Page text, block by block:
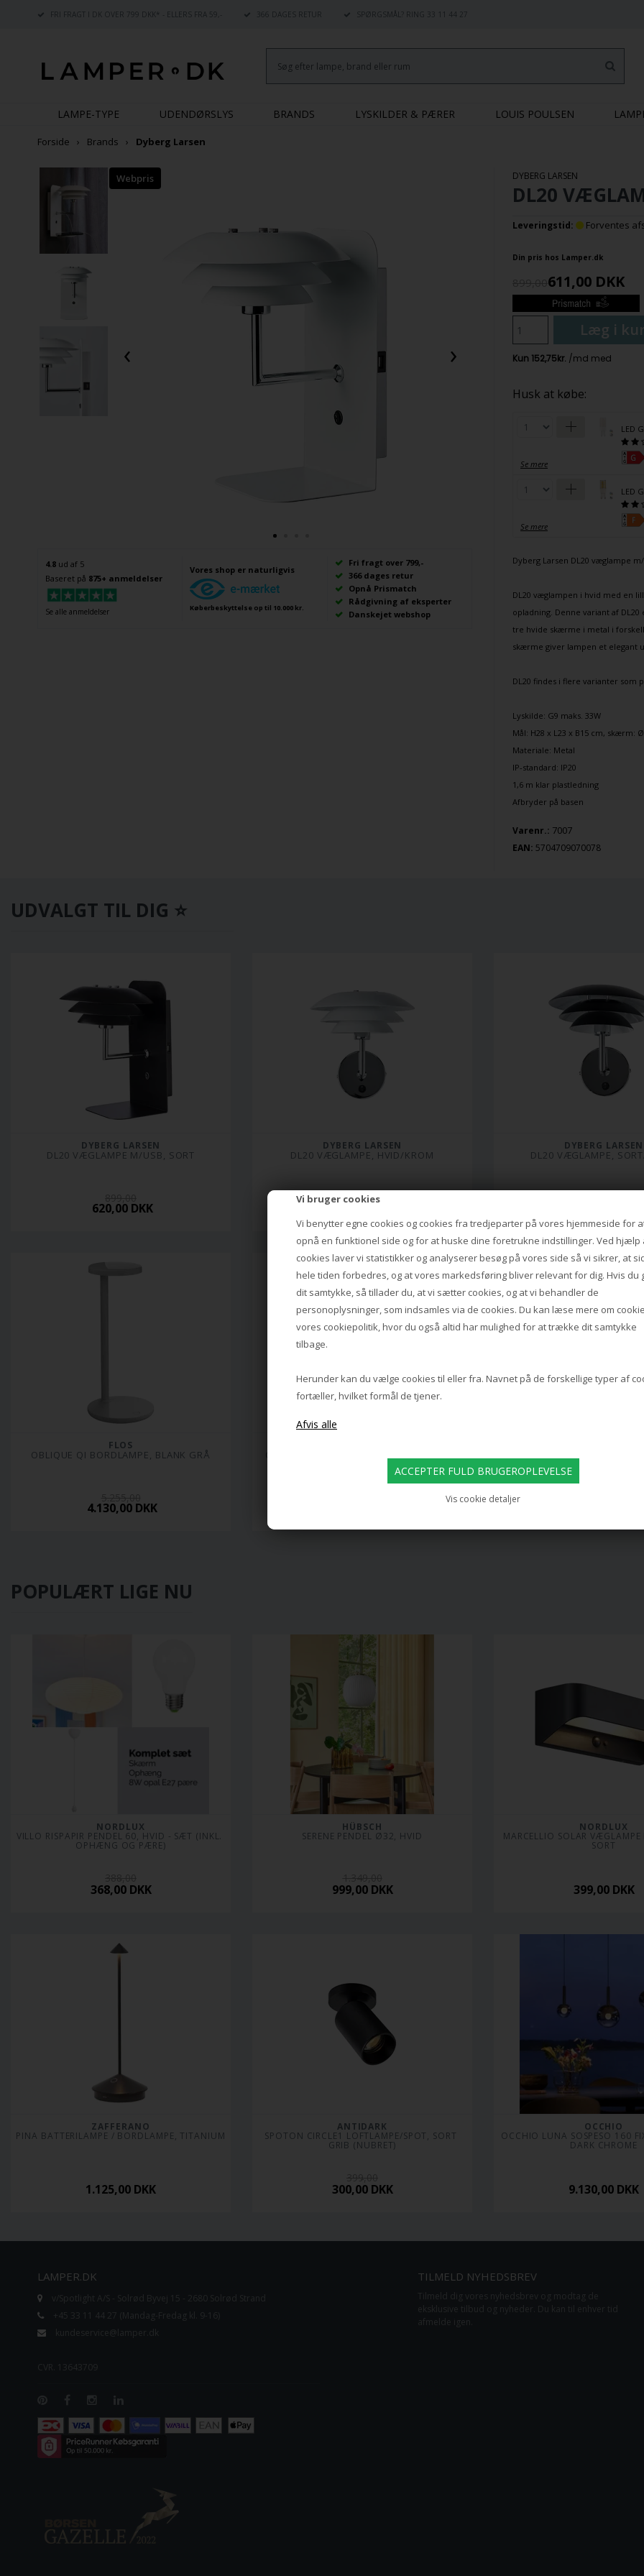
Vi bruger cookies
Vi benytter egne cookies og cookies fra tredjeparter på vores hjemmeside for
opnå en funktionel side og for at huske dine foretrukne indstillinger. Ved hjælp
cookies laver vi statistikker og analyserer besøg på vores side så vi sikrer, at
hele tiden forbedres, og at vores markedsføring bliver relevant for dig. Hvis du
dit samtykke, så tillader du, at vi sætter cookies, og at vi behandler de
personoplysninger, som indsamles via de cookies. Du kan læse mere om
vores cookiepolitik, hvor du også altid har mulighed for at trække dit samtykke
tilbage.
Herunder kan du vælge cookies til eller fra. Navnet på de forskellige typer af
fortæller, hvilket formål de tjener.
Vis cookie detaljer
FRI FRAGT I DK OVER 799 DKK* - ELLERS FRA 59,- 366 DAGES RETUR SPØRGSMÅL? RING 33 11 44 27
LAMPE-TYPE UDENDØRSLYS BRANDS LYSKILDER & PÆRER LOUIS POULSEN
Forside Brands Dyberg Larsen
‹ ›
4.8 ud af 5
Baseret på 875+ anmeldelser
Se alle anmeldelser
Vores shop er naturligvis
Køberbeskyttelse op til 10.000 kr.
Fri fragt over 799,-
366 dages retur
Opnå Prismatch
Rådgivning af eksperter
Danskejet webshop
DYBERG LARSEN
DL20
Leveringstid: Forventes
Din pris hos Lamper.dk
611,00 DKK
Læg i
Husk at købe:
Se mere
LED
Se mere
LED
Dyberg Larsen DL20 væglampe
DL20 væglampen i hvid med en
opladning. Denne variant af
tre hvide skærme i metal i
skærme giver lampen et elegant
DL20 findes i flere varianter som
Lyskilde: G9 maks. 33W
Mål: H28 x L23 x B15 cm, skærm:
Materiale: Metal
IP-standard: IP20
1,6 m klar plastledning
Afbryder på basen
Varenr.: 7007
EAN: 5704709070078
UDVALGT TIL DIG ⭐
DYBERG LARSEN
DL20 VÆGLAMPE M/USB, SORT
620,00 DKK
DYBERG LARSEN
DL20 VÆGLAMPE, HVID/KROM
769,00
DYBERG LARSEN
DL20 VÆGLAMPE,
FLOS
OBLIQUE QI BORDLAMPE, BLANK GRÅ
4.130,00 DKK
POPULÆRT LIGE NU
NORDLUX
VILLO RISPAPIR PENDEL 60, HVID - SÆT (INKL.
OPHÆNG OG PÆRE)
368,00 DKK
HÜBSCH
SERENE PENDEL Ø32, HVID
999,00 DKK
NORDLUX
MARCELLIO SOLAR VÆGLAMPE
SORT
399,00 DKK
ZAFFERANO
PINA BATTERILAMPE / BORDLAMPE, TITANIUM
1.125,00 DKK
ANTIDARK
SPOTON CIRCLE1 LOFTLAMPE/SPOT, SORT
GRIB (NUBRET)
300,00 DKK
OCCHIO
OCCHIO LUNA SOSPESO 160
DARK CHROME
9.130,00 DKK
LAMPER.DK TILMELD NYHEDSBREV